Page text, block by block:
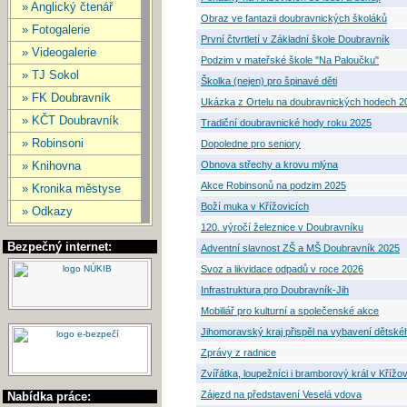
» Anglický čtenář
» Fotogalerie
» Videogalerie
» TJ Sokol
» FK Doubravník
» KČT Doubravník
» Robinsoni
» Knihovna
» Kronika městyse
» Odkazy
Bezpečný internet:
Nabídka práce:
Obraz ve fantazii doubravnických školáků
První čtvrtletí v Základní škole Doubravník
Podzim v mateřské škole "Na Paloučku"
Školka (nejen) pro špinavé děti
Ukázka z Ortelu na doubravnických hodech
Tradiční doubravnické hody roku 2025
Dopoledne pro seniory
Obnova střechy a krovu mlýna
Akce Robinsonů na podzim 2025
Boží muka v Křížovicích
120. výročí železnice v Doubravníku
Adventní slavnost ZŠ a MŠ Doubravník 2025
Svoz a likvidace odpadů v roce 2026
Infrastruktura pro Doubravník-Jih
Mobiliář pro kulturní a společenské akce
Jihomoravský kraj přispěl na vybavení
Zprávy z radnice
Zvířátka, loupežníci i bramborový král v
Zájezd na představení Veselá vdova